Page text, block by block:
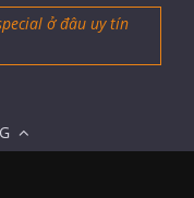
ở đâu uy tín